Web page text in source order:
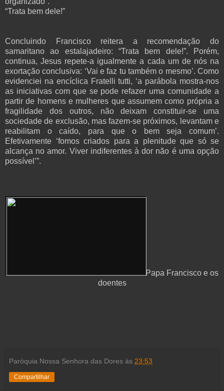
“Trata bem dele!”
Concluindo Francisco reitera a recomendação do
samaritano ao estalajadeiro: “Trata bem dele!”. Porém,
continua, Jesus repete-a igualmente a cada um de nós na
exortação conclusiva: ‘Vai e faz tu também o mesmo’. Como
evidenciei na encíclica Fratelli tutti, ‘a parábola mostra-nos
as iniciativas com que se pode refazer uma comunidade a
partir de homens e mulheres que assumem como própria a
fragilidade dos outros, não deixam constituir-se uma
sociedade de exclusão, mas fazem-se próximos, levantam e
reabilitam o caído, para que o bem seja comum’.
Efetivamente ‘fomos criados para a plenitude que só se
alcança no amor. Viver indiferentes à dor não é uma opção
possível’”.
Papa Francisco e os
doentes
Paróquia Nossa Senhora das Dores às 23:53
Compartilhar